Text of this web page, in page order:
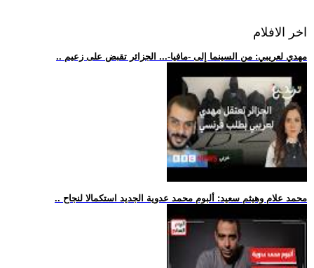
اخر الافلام
.. مهدي لعريبي: من السينما إلى -مافيا-... الجزائر تقبض على زعيم
.. محمد علام وهيثم سعيد: ألبوم محمد عدوية الجديد استكمالا لنجاح